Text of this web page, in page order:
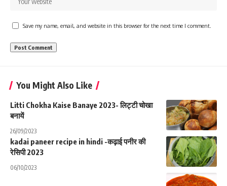
Save my name, email, and website in this browser for the next time I comment.
You Might Also Like
Litti Chokha Kaise Banaye 2023- लिट्टी चोखा
बनायें
26/09/2023
kadai paneer recipe in hindi -कढ़ाई पनीर की
रेसिपी 2023
06/10/2023